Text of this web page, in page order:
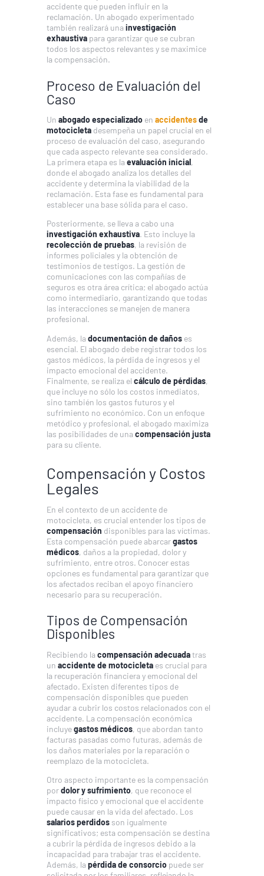
accidente que pueden influir en la
reclamación. Un abogado experimentado
también realizará una investigación
exhaustiva para garantizar que se cubran
todos los aspectos relevantes y se maximice
la compensación.
Proceso de Evaluación del
Caso
Un abogado especializado en accidentesde
motocicleta desempeña un papel crucial en el
proceso de evaluación del caso, asegurando
que cada aspecto relevante sea considerado.
La primera etapa es la evaluación inicial,
donde el abogado analiza los detalles del
accidente y determina la viabilidad de la
reclamación. Esta fase es fundamental para
establecer una base sólida para el caso.
Posteriormente, se lleva a cabo una
investigación exhaustiva. Esto incluye la
recolección de pruebas, la revisión de
informes policiales y la obtención de
testimonios de testigos. La gestión de
comunicaciones con las compañías de
seguros es otra área crítica; el abogado actúa
como intermediario, garantizando que todas
las interacciones se manejen de manera
profesional.
Además, la documentación de daños es
esencial. El abogado debe registrar todos los
gastos médicos, la pérdida de ingresos y el
impacto emocional del accidente.
Finalmente, se realiza el cálculo de pérdidas,
que incluye no sólo los costos inmediatos,
sino también los gastos futuros y el
sufrimiento no económico. Con un enfoque
metódico y profesional, el abogado maximiza
las posibilidades de una compensación justa
para su cliente.
Compensación y Costos
Legales
En el contexto de un accidente de
motocicleta, es crucial entender los tipos de
compensación disponibles para las víctimas.
Esta compensación puede abarcargastos
médicos, daños a la propiedad, dolor y
sufrimiento, entre otros. Conocer estas
opciones es fundamental para garantizar que
los afectados reciban el apoyo financiero
necesario para su recuperación.
Tipos de Compensación
Disponibles
Recibiendo la compensación adecuadatras
un accidente de motocicleta es crucial para
la recuperación financiera y emocional del
afectado. Existen diferentes tipos de
compensación disponibles que pueden
ayudar a cubrir los costos relacionados con el
accidente. La compensación económica
incluyegastos médicos, que abordan tanto
facturas pasadas como futuras, además de
los daños materiales por la reparación o
reemplazo de la motocicleta.
Otro aspecto importante es la compensación
pordolor y sufrimiento, que reconoce el
impacto físico y emocional que el accidente
puede causar en la vida del afectado. Los
salarios perdidos son igualmente
significativos; esta compensación se destina
a cubrir la pérdida de ingresos debido a la
incapacidad para trabajar tras el accidente.
Además, la pérdida de consorcio puede ser